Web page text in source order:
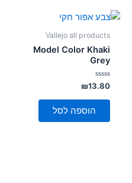
Vallejo all products
Model Color Khaki
Grey
דורג
0
מתוך
₪13.80
הוספה לסל